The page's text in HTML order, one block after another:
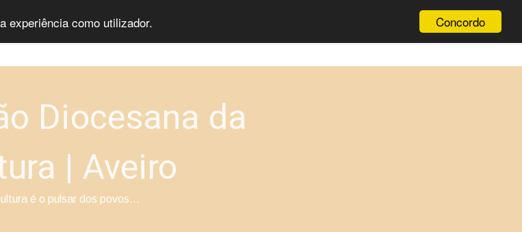
Concordo
experiência como utilizador.
Diocesana da
| Aveiro
é o pulsar dos povos…